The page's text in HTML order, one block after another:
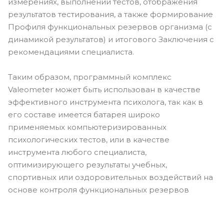
результатов тестирования, а также формирование
Профиля функциональных резервов организма (с
динамикой результатов) и итогового Заключения с
рекомендациями специалиста.
Таким образом, программный комплекс
Valeometer может быть использован в качестве
эффективного инструмента психолога, так как в
его составе имеется батарея широко
применяемых компьютеризированных
психологических тестов, или в качестве
инструмента любого специалиста,
оптимизирующего результаты учебных,
спортивных или оздоровительных воздействий на
основе контроля функциональных резервов